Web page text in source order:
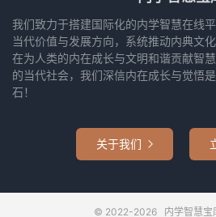
我们致力于搭建国际化的内学智慧在线
当代价值与发展方向，系统推动内典文
在为人类的内在成长与文明和谐贡献智
的当代社会，我们深信内在成长与觉悟
石！
关于我们 
© 2022-2026 内学智慧宝